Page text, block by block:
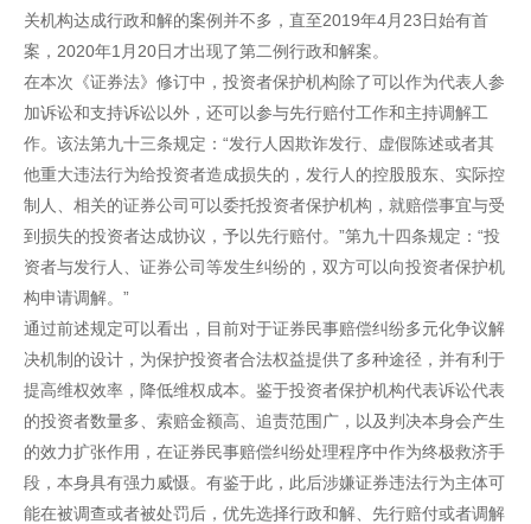
关机构达成行政和解的案例并不多，直至2019年4月23日始有首
案，2020年1月20日才出现了第二例行政和解案。
在本次《证券法》修订中，投资者保护机构除了可以作为代表人参
加诉讼和支持诉讼以外，还可以参与先行赔付工作和主持调解工
作。该法第九十三条规定：“发行人因欺诈发行、虚假陈述或者其
他重大违法行为给投资者造成损失的，发行人的控股股东、实际控
制人、相关的证券公司可以委托投资者保护机构，就赔偿事宜与受
到损失的投资者达成协议，予以先行赔付。”第九十四条规定：“投
资者与发行人、证券公司等发生纠纷的，双方可以向投资者保护机
构申请调解。”
通过前述规定可以看出，目前对于证券民事赔偿纠纷多元化争议解
决机制的设计，为保护投资者合法权益提供了多种途径，并有利于
提高维权效率，降低维权成本。鉴于投资者保护机构代表诉讼代表
的投资者数量多、索赔金额高、追责范围广，以及判决本身会产生
的效力扩张作用，在证券民事赔偿纠纷处理程序中作为终极救济手
段，本身具有强力威慑。有鉴于此，此后涉嫌证券违法行为主体可
能在被调查或者被处罚后，优先选择行政和解、先行赔付或者调解